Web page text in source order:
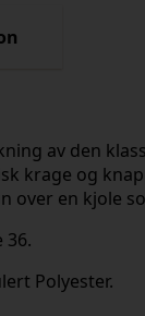
av den
krage og
over en kjole
36.
Polyester.